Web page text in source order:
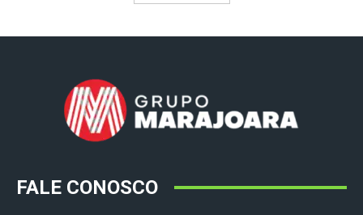
FALE CONOSCO